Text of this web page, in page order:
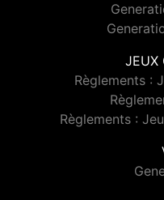
JEUX
Règlements :
Règlements :